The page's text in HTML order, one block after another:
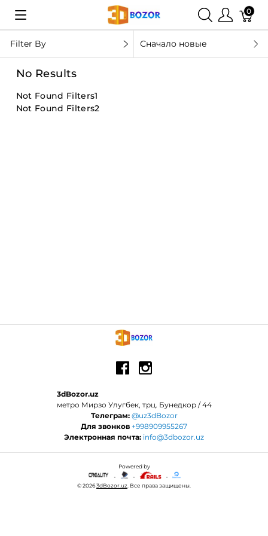
0
Filter By Сначало новые
No Results
Not Found Filters1
Not Found Filters2
3dBozor.uz
метро Мирзо Улугбек, трц. Бунедкор / 44
Телеграм: @uz3dBozor
Для звонков +998909955267
Электронная почта: info@3dbozor.uz
Powered by
© 20263dBozor.uz . Все права защищены.